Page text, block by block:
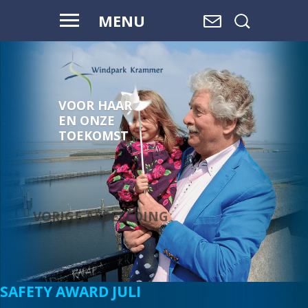
MENU
VOOR HAAR
EN ONZE
TOEKOMST
VORIGE AFBEELDING
SAFETY AWARD JULI